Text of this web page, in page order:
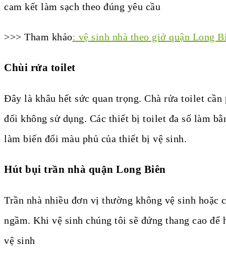
cam kết làm sạch theo đúng yêu cầu
>>> Tham khảo: vệ sinh nhà theo giở quận Long
Chùi rửa toilet
Đây là khâu hết sức quan trọng. Chà rửa toilet
đối không sử dụng. Các thiết bị toilet đa số làm
làm biến đổi màu phủ của thiết bị vệ sinh.
Hút bụi trần nhà quận Long Biên
Trần nhà nhiều đơn vị thường không vệ sinh hoặc
ngầm. Khi vệ sinh chúng tôi sẽ đứng thang cao
vệ sinh